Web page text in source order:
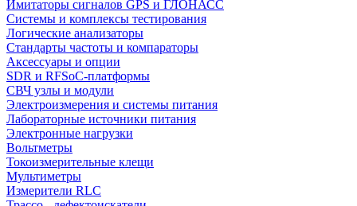
Имитаторы сигналов GPS и ГЛОНАСС
Системы и комплексы тестирования
Логические анализаторы
Стандарты частоты и компараторы
Аксессуары и опции
SDR и RFSoC‑платформы
СВЧ узлы и модули
Электроизмерения и системы питания
Лабораторные источники питания
Электронные нагрузки
Вольтметры
Токоизмерительные клещи
Мультиметры
Измерители RLC